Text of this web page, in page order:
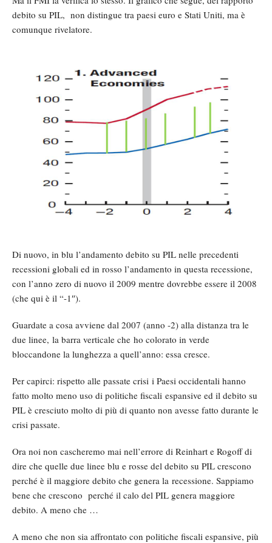
debito su PIL, non distingue tra paesi euro e Stati Uniti, ma è
comunque rivelatore.
Di nuovo, in blu l’andamento debito su PIL nelle precedenti
recessioni globali ed in rosso l’andamento in questa recessione,
con l’anno zero di nuovo il 2009 mentre dovrebbe essere il 2008
(che qui è il “-1″).
Guardate a cosa avviene dal 2007 (anno -2) alla distanza tra le
due linee, la barra verticale che ho colorato in verde
bloccandone la lunghezza a quell’anno: essa cresce.
Per capirci: rispetto alle passate crisi i Paesi occidentali hanno
fatto molto meno uso di politiche fiscali espansive ed il debito su
PIL è cresciuto molto di più di quanto non avesse fatto durante le
crisi passate.
Ora noi non cascheremo mai nell’errore di Reinhart e Rogoff di
dire che quelle due linee blu e rosse del debito su PIL crescono
perché è il maggiore debito che genera la recessione. Sappiamo
bene che crescono perché il calo del PIL genera maggiore
debito. A meno che …
A meno che non sia affrontato con politiche fiscali espansive, più